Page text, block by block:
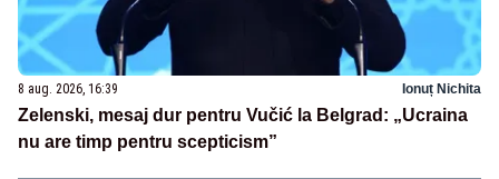
8 aug. 2026, 16:39 Ionuț Nichita
Zelenski, mesaj dur pentru Vučić la Belgrad: „Ucraina
nu are timp pentru scepticism”